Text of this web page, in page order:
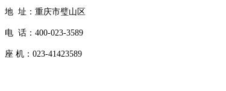
地 址：重庆市璧山区
电 话：400-023-3589
座 机：023-41423589